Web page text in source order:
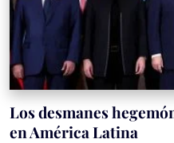
Los desmanes
en América Latina